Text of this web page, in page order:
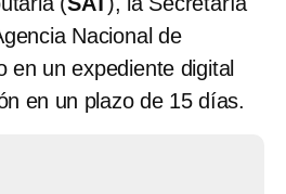
Nacional de
en un expediente digital
en un plazo de 15 días.